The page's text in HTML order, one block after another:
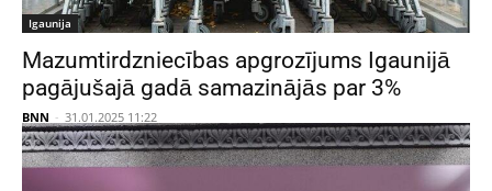
Igaunija
Mazumtirdzniecības apgrozījums Igaunijā
pagājušajā gadā samazinājās par 3%
BNN - 31.01.2025 11:22